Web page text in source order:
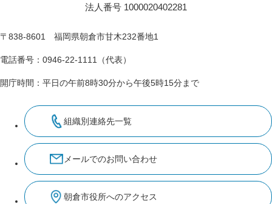
法人番号 1000020402281
〒838-8601 福岡県朝倉市甘木232番地1
電話番号：0946-22-1111（代表）
開庁時間：平日の午前8時30分から午後5時15分まで
組織別連絡先一覧
メールでのお問い合わせ
朝倉市役所へのアクセス